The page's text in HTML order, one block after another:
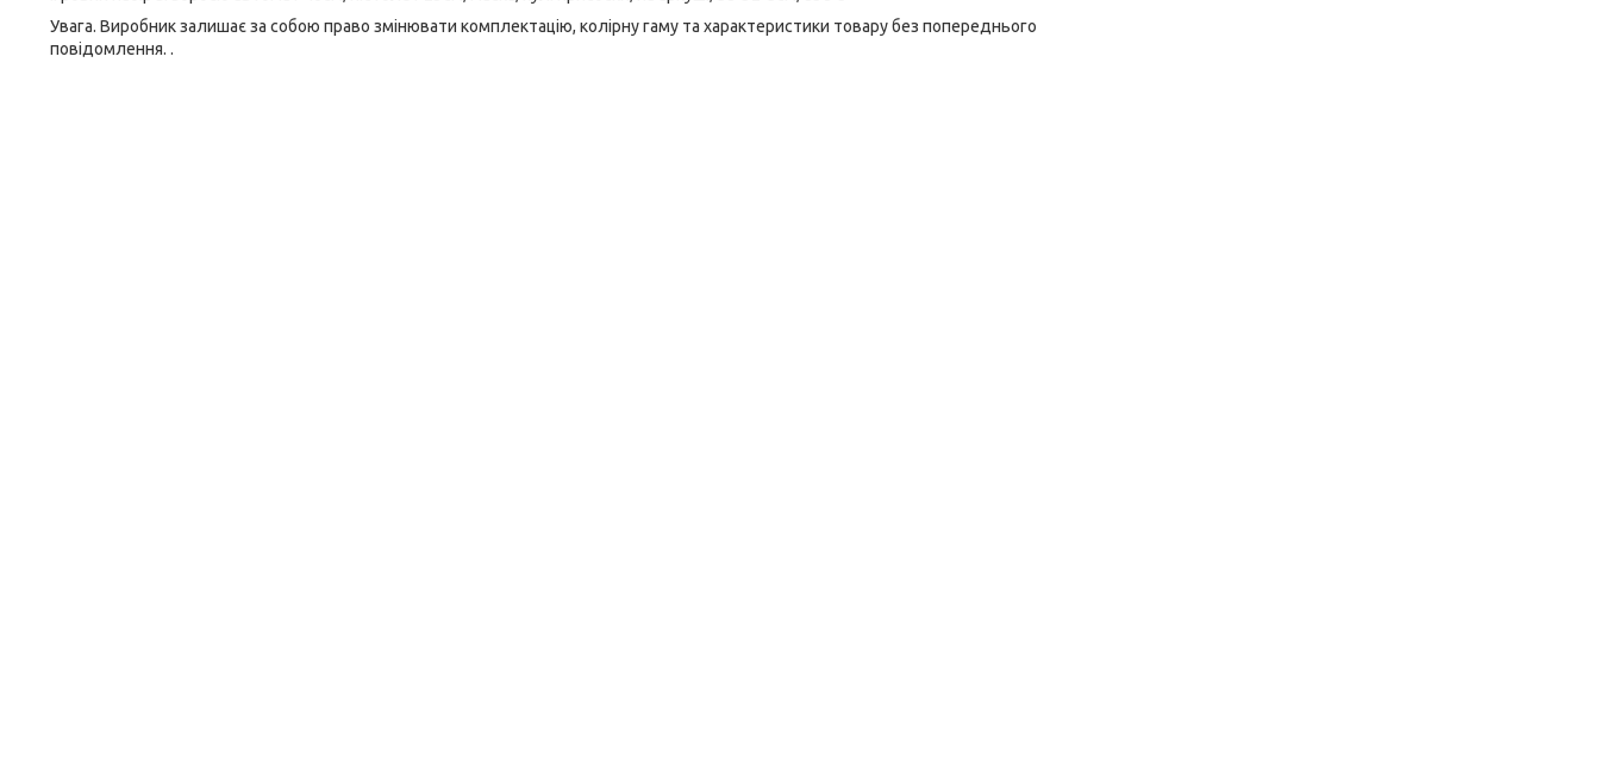
Увага. Виробник залишає за собою право змінювати комплектацію, колірну гаму та характеристики товару без попереднього
повідомлення. .